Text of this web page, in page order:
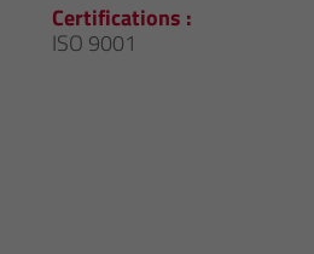
Certifications :
ISO 9001